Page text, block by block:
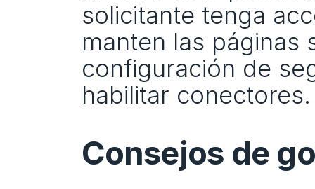
solicitante tenga
manten las páginas
configuración de
habilitar conectores.
Consejos de